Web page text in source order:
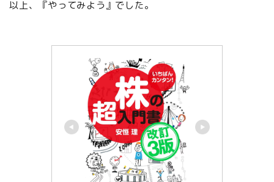
以上、『やってみよう』でした。